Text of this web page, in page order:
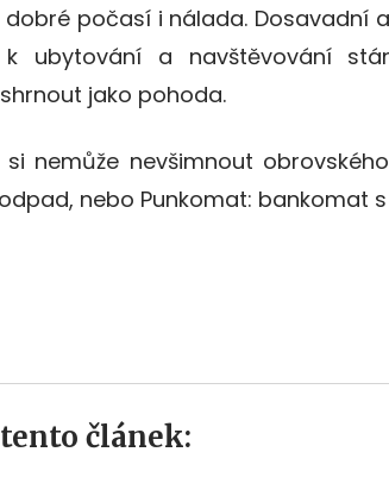
dobré počasí i nálada. Dosavadní
ubytování a navštěvování
jako pohoda.
si nemůže nevšimnout
nebo Punkomat: bankomat
článek: